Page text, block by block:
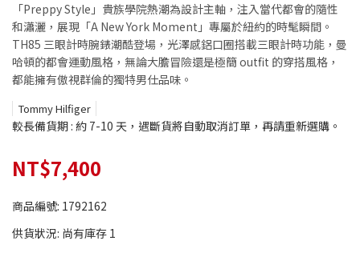
「Preppy Style」貴族學院熱潮為設計主軸，注入當代都會的隨性
和瀟灑，展現「A New York Moment」專屬於紐約的時髦瞬間。
TH85 三眼計時腕錶潮酷登場，光澤感鋁口圈搭載三眼計時功能，曼
哈頓的都會運動風格，無論大膽冒險還是極簡 outfit 的穿搭風格，
都能擁有傲視群倫的獨特男仕品味。
Tommy Hilfiger
較長備貨期 : 約 7-10 天，遇斷貨將自動取消訂單，再請重新選購。
NT$7,400
商品編號: 1792162
供貨狀況: 尚有庫存 1